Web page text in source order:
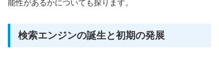
能性があるかについても探ります。
検索エンジンの誕生と初期の発展